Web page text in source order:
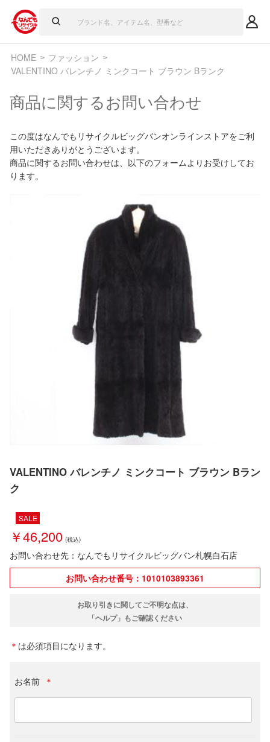
HOME
ファッション
VALENTINO バレンチノ ミンクコート ブラウン Bランク
商品に関するお問い合わせ
この度はなんでもリサイクルビッグバンオンラインストアをご利
用いただきありがとうございます。
商品に関するお問い合わせは、以下のフォームよりお受けしてお
ります。
VALENTINO バレンチノ ミンクコート ブラウン Bラン
ク
SALE
￥46,200
お問い合わせ先：なんでもリサイクルビッグバン札幌白石店
お問い合わせ番号：1010103893361
お取り引きに関してご不明な点は、
「ヘルプ」もご確認ください
＊ は必須項目になります。
お名前 ＊